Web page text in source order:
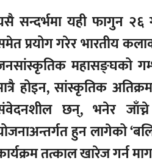
सन्दर्भमा यही फागुन २६
प्रयोग गरेर भारतीय
महासङ्घको
होइन, सांस्कृतिक
छन्, भनेर जाँच्ने
हुन लागेको
तत्काल खारेज गर्न